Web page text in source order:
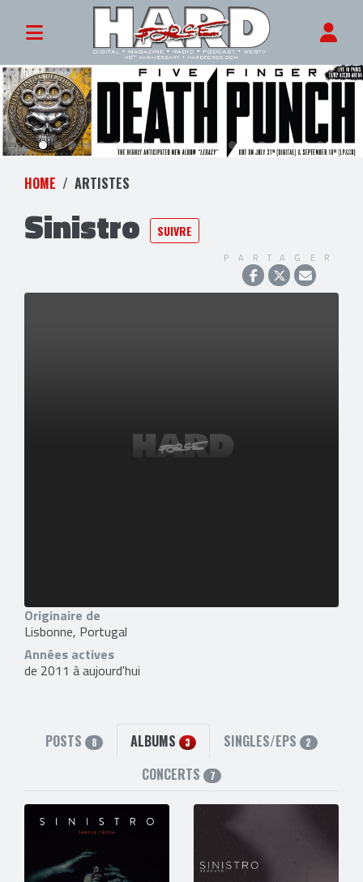
HOME ARTISTES
Sinistro SUIVRE
PARTAGER
Originaire de
Lisbonne, Portugal
Années actives
de 2011 à aujourd'hui
POSTS 8 ALBUMS 3 SINGLES/EPS 2
CONCERTS 7